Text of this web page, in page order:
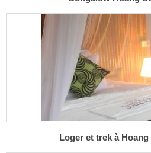
Loger et trek à